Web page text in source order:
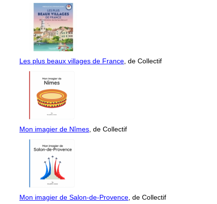
Les plus beaux villages de France , de Collectif
Mon imagier de Nîmes , de Collectif
Mon imagier de Salon-de-Provence , de Collectif